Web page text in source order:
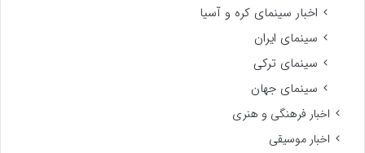
اخبار سینمای کره و آسیا
سینمای ایران
سینمای ترکی
سینمای جهان
اخبار فرهنگی و هنری
اخبار موسیقی